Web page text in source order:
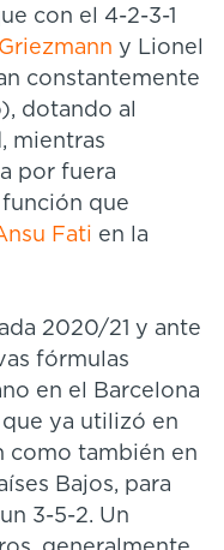
con el 4-2-3-1
y Lionel
constantemente
dotando al
mientras
por fuera
que
Fati en la
2020/21 y ante
fórmulas
en el Barcelona
que ya utilizó en
como también en
Bajos, para
3-5-2. Un